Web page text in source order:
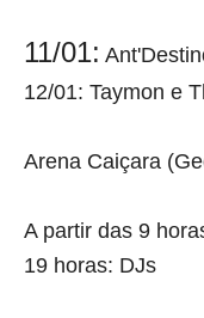
11/01:
12/01: Taymon e
Arena Caiçara
A partir das 9
19 horas: DJs